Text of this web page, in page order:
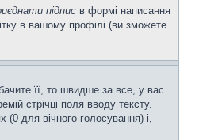
підпис в формі написання
в вашому профілі (ви зможете
її, то швидше за все, у вас
стрічці поля вводу тексту.
(0 для вічного голосування) і,